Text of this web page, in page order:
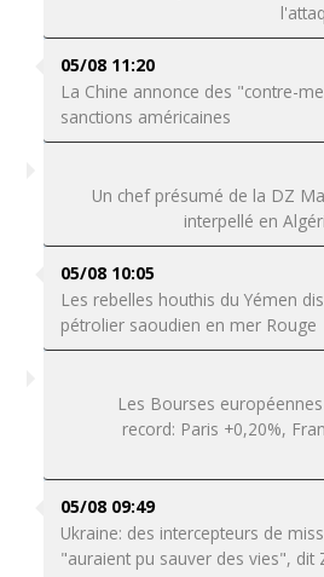
05/08 11:20
La Chine annonce des "contre-
sanctions américaines
Un chef présumé de la DZ
interpellé en
05/08 10:05
Les rebelles houthis du Yémen
pétrolier saoudien en mer Rouge
Les Bourses
record: Paris +0,20%,
05/08 09:49
Ukraine: des intercepteurs de
"auraient pu sauver des vies", dit